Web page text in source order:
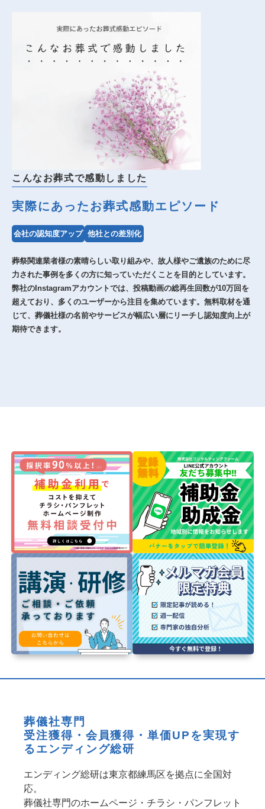
こんなお葬式で感動しました
実際にあったお葬式感動エピソード
会社の認知度アップ 他社との差別化
葬祭関連業者様の素晴らしい取り組みや、故人様やご遺族のために尽
力された事例を多くの方に知っていただくことを目的としています。
弊社のInstagramアカウントでは、投稿動画の総再生回数が10万回を
超えており、多くのユーザーから注目を集めています。無料取材を通
じて、葬儀社様の名前やサービスが幅広い層にリーチし認知度向上が
期待できます。
葬儀社専門
受注獲得・会員獲得・単価UPを実現す
るエンディング総研
エンディング総研は東京都練馬区を拠点に全国対
応。
葬儀社専門のホームページ・チラシ・パンフレット